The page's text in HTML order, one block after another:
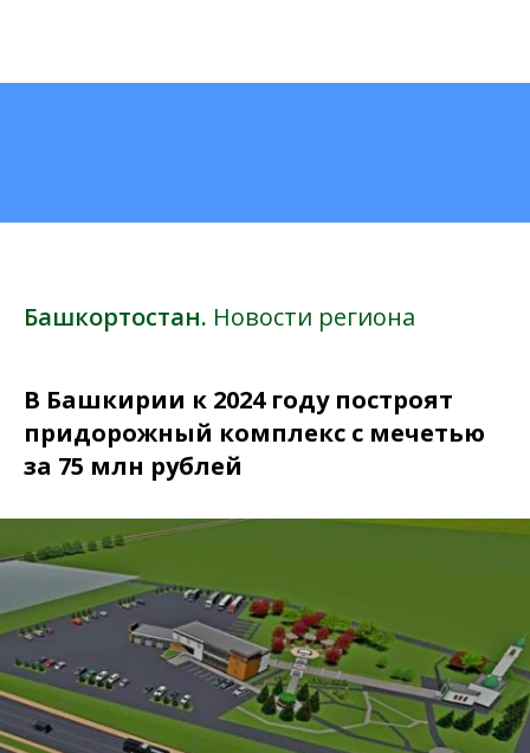
Башкортостан. Новости региона
В Башкирии к 2024 году построят
придорожный комплекс с мечетью
за 75 млн рублей